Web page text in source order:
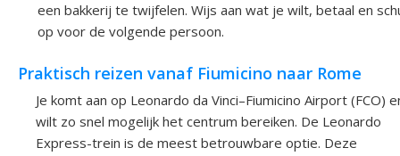
een bakkerij te twijfelen. Wijs aan wat je wilt, betaal en
op voor de volgende persoon.
Praktisch reizen vanaf Fiumicino naar Rome
Je komt aan op Leonardo da Vinci–Fiumicino Airport (FCO)
wilt zo snel mogelijk het centrum bereiken. De Leonardo
Express-trein is de meest betrouwbare optie. Deze